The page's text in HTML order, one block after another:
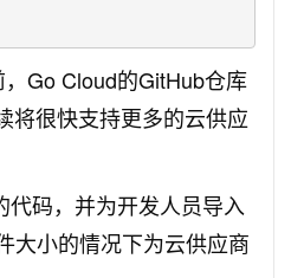
Go Cloud的GitHub仓库
将很快支持更多的云供应
码，并为开发人员导入
大小的情况下为云供应商